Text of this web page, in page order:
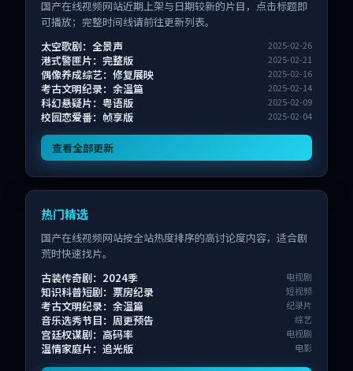
国产在线视频网站近期上架与日期较新的片目，点击标题即
可播放；完整时间线请前往更新列表。
太空歌剧：全景声
2025-02-26
港式警匪片：完整版 2025-02-21
偶像养成综艺：修复展映 2025-02-16
考古文明纪录：余温篇 2025-02-14
科幻悬疑片：粤语版 2025-02-09
校园恋爱番：帧享版 2025-02-04
查看全部更新
热门精选
国产在线视频网站按全站热度排序的高讨论度内容，适合剧
荒时快速找片。
古装传奇剧：2024季
电视剧
知识科普短剧：票房纪录 短视频
考古文明纪录：余温篇 纪录片
音乐选秀节目：周更预告 综艺
宫廷权谋剧：高码率 电视剧
温情家庭片：追光版 电影